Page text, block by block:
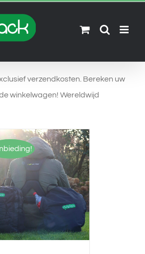
verzendkosten. Bereken uw
winkelwagen! Wereldwijd
SELECTEREN
/